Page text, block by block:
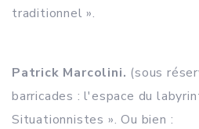
traditionnel ».
Patrick Marcolini. (sous
barricades : l'espace du
Situationnistes ». Ou bien :